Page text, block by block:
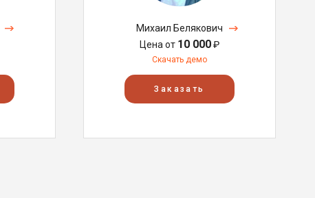
Михаил Белякович
Цена от 10 000₽
Скачать демо
Заказать